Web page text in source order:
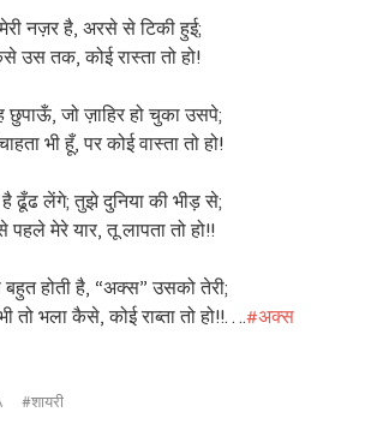
नज़र है, अरसे से टिकी हुई;
उस तक, कोई रास्ता तो हो!
छुपाऊँ, जो ज़ाहिर हो चुका उसपे;
भी हूँ, पर कोई वास्ता तो हो!
है ढूँढ लेंगे; तुझे दुनिया की भीड़ से;
मेरे यार, तू लापता तो हो!!
होती है, “अक्स” उसको तेरी;
तो भला कैसे, कोई राब्ता तो हो!!….‪#‎अक्स‬
शायरी